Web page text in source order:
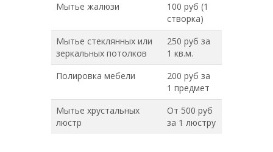
Мытье жалюзи
100 руб (1
створка)
Мытье стеклянных или
зеркальных потолков
250 руб за
1 кв.м.
Полировка мебели
200 руб за
1 предмет
Мытье хрустальных
люстр
От 500 руб
за 1 люстру